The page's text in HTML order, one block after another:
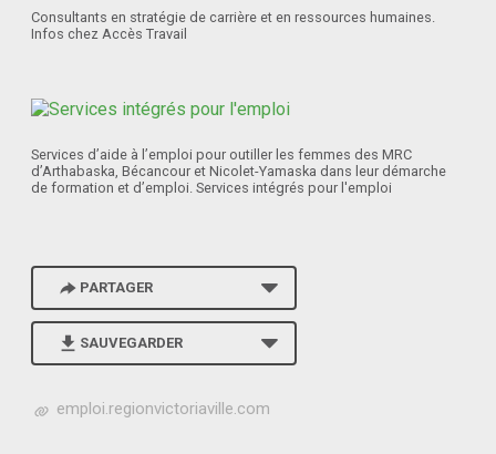
Consultants en stratégie de carrière et en ressources humaines.
Infos chez Accès Travail
Services d’aide à l’emploi pour outiller les femmes des MRC
d’Arthabaska, Bécancour et Nicolet-Yamaska dans leur démarche
de formation et d’emploi. Services intégrés pour l'emploi
PARTAGER
SAUVEGARDER
h
emploi.regionvictoriaville.com